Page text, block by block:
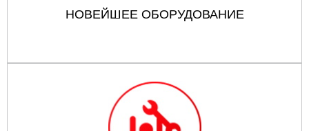
НОВЕЙШЕЕ ОБОРУДОВАНИЕ